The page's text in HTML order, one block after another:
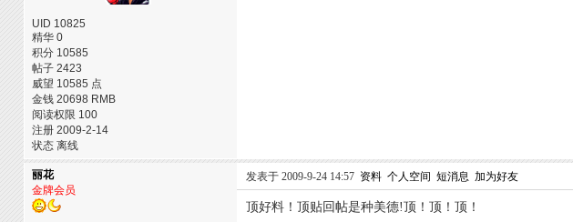
UID 10825
精华 0
积分 10585
帖子 2423
威望 10585 点
金钱 20698 RMB
阅读权限 100
注册 2009-2-14
状态 离线
丽花
金牌会员
发表于 2009-9-24 14:57 资料 个人空间 短消息 加为好友
顶好料！顶贴回帖是种美德!顶！顶！顶！